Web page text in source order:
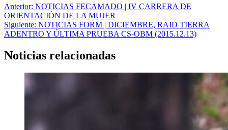
Navegación
de
entradas
Anterior: NOTICIAS FECAMADO | IV CARRERA DE
ORIENTACIÓN DE LA MUJER
Siguiente: NOTICIAS FORM | DICIEMBRE, RAID TIERRA
ADENTRO Y ÚLTIMA PRUEBA CS-OBM (2015.12.13)
Noticias relacionadas